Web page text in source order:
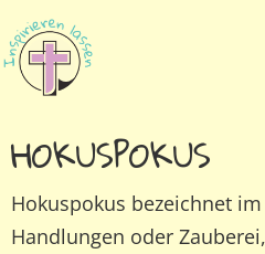
HOKUSPOKUS
Hokuspokus bezeichnet
Handlungen oder